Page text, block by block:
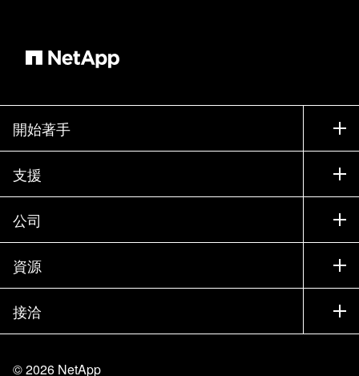
開始著手
如何購買
聯絡銷售人員
尋找合作夥伴
試用產品
執行簡報
產品（依英文字母順序排列）
支援
支援
訓練
說明文件
知識庫
社群
公司
公司
合作夥伴
工作機會
資源
新聞
活動
部落格
接洽
©2026 NetApp